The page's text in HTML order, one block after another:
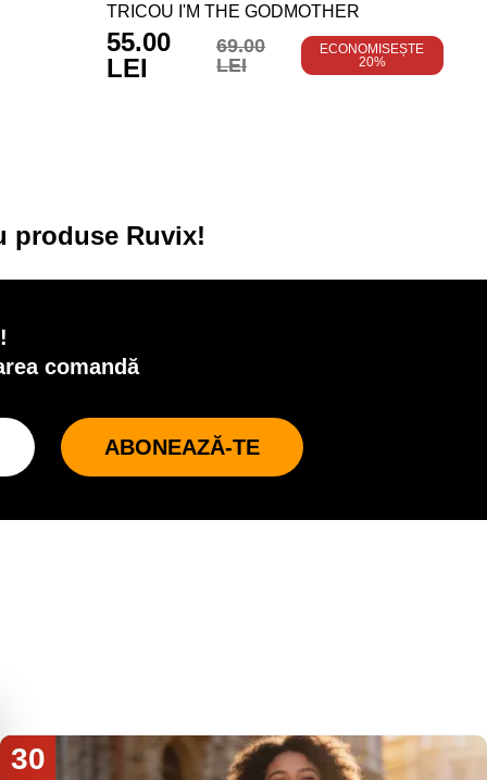
TRICOU I'M THE GODMOTHER
55.00
LEI
69.00
LEI
ECONOMISEȘTE
20%
produse Ruvix!
comandă
ABONEAZĂ-TE
30